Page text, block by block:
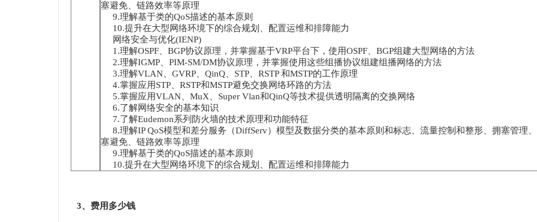
塞避免、链路效率等原理
9.理解基于类的QoS描述的基本原则
10.提升在大型网络环境下的综合规划、配置运维和排障能力
网络安全与优化(IENP)
1.理解OSPF、BGP协议原理，并掌握基于VRP平台下，使用OSPF、BGP组建大型网络的方法
2.理解IGMP、PIM-SM/DM协议原理，并掌握使用这些组播协议组建组播网络的方法
3.理解VLAN、GVRP、QinQ、STP、RSTP 和MSTP的工作原理
4.掌握应用STP、RSTP和MSTP避免交换网络环路的方法
5.掌握应用VLAN、MuX、Super Vlan和QinQ等技术提供透明隔离的交换网络
6.了解网络安全的基本知识
7.了解Eudemon系列防火墙的技术原理和功能特征
8.理解IP QoS模型和差分服务（DiffServ）模型及数据分类的基本原则和标志、流量控制和整形、拥塞管理
塞避免、链路效率等原理
9.理解基于类的QoS描述的基本原则
10.提升在大型网络环境下的综合规划、配置运维和排障能力
3、费用多少钱